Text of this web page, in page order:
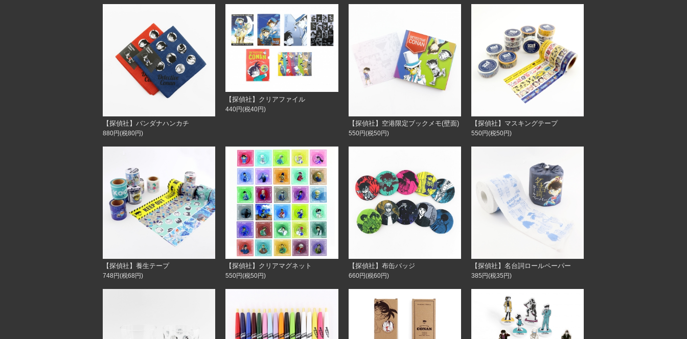
【探偵社】バンダナハンカチ
880円(税80円)
【探偵社】クリアファイル
440円(税40円)
【探偵社】空港限定ブックメモ(壁面)
550円(税50円)
【探偵社】マスキングテープ
550円(税50円)
【探偵社】養生テープ
748円(税68円)
【探偵社】クリアマグネット
550円(税50円)
【探偵社】布缶バッジ
660円(税60円)
【探偵社】名台詞ロールペーパー
385円(税35円)